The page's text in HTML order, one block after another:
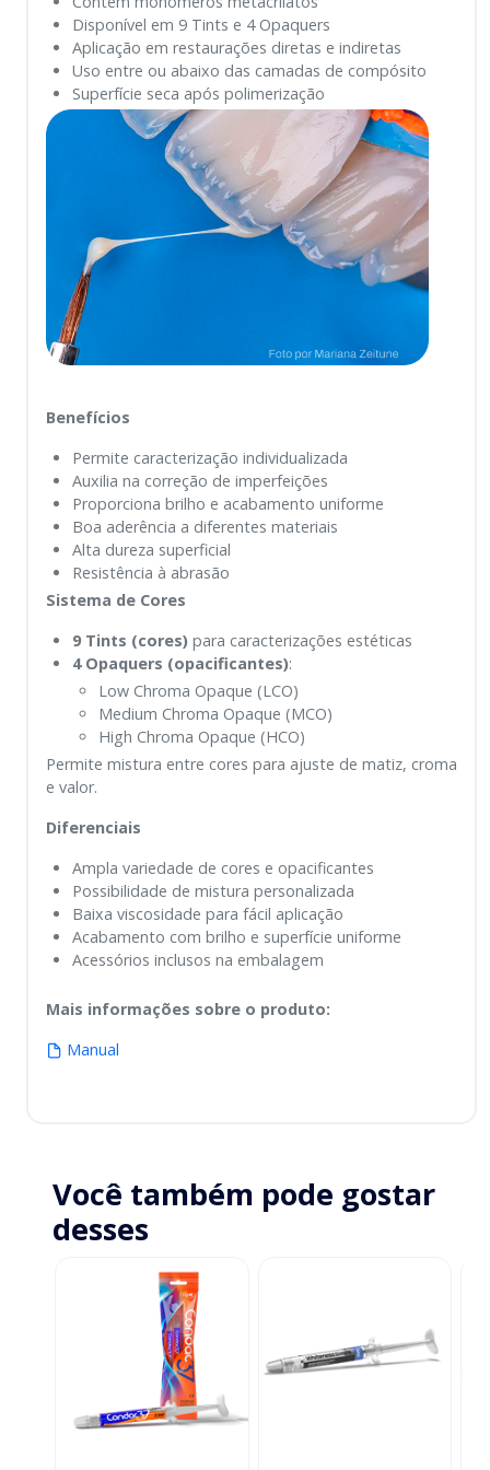
Disponível em 9 Tints e 4 Opaquers
Aplicação em restaurações diretas e indiretas
Uso entre ou abaixo das camadas de compósito
Superfície seca após polimerização
Benefícios
Permite caracterização individualizada
Auxilia na correção de imperfeições
Proporciona brilho e acabamento uniforme
Boa aderência a diferentes materiais
Alta dureza superficial
Resistência à abrasão
Sistema de Cores
9 Tints (cores) para caracterizações estéticas
4 Opaquers (opacificantes):
Low Chroma Opaque (LCO)
Medium Chroma Opaque (MCO)
High Chroma Opaque (HCO)
Permite mistura entre cores para ajuste de matiz, croma
e valor.
Diferenciais
Ampla variedade de cores e opacificantes
Possibilidade de mistura personalizada
Baixa viscosidade para fácil aplicação
Acabamento com brilho e superfície uniforme
Acessórios inclusos na embalagem
Mais informações sobre o produto:
Manual
Você também pode gostar
desses